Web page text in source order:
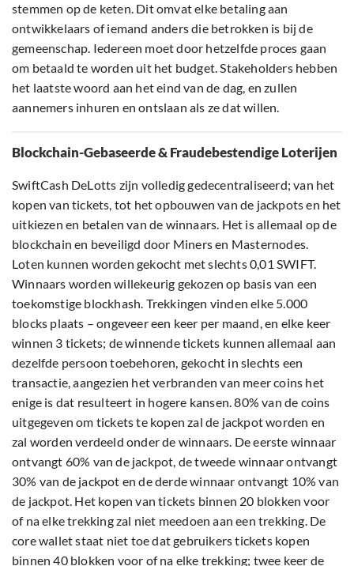
stemmen op de keten. Dit omvat elke betaling aan
ontwikkelaars of iemand anders die betrokken is bij de
gemeenschap. Iedereen moet door hetzelfde proces gaan
om betaald te worden uit het budget. Stakeholders hebben
het laatste woord aan het eind van de dag, en zullen
aannemers inhuren en ontslaan als ze dat willen.
Blockchain-Gebaseerde & Fraudebestendige Loterijen
SwiftCash DeLotts zijn volledig gedecentraliseerd; van het
kopen van tickets, tot het opbouwen van de jackpots en het
uitkiezen en betalen van de winnaars. Het is allemaal op de
blockchain en beveiligd door Miners en Masternodes.
Loten kunnen worden gekocht met slechts 0,01 SWIFT.
Winnaars worden willekeurig gekozen op basis van een
toekomstige blockhash. Trekkingen vinden elke 5.000
blocks plaats – ongeveer een keer per maand, en elke keer
winnen 3 tickets; de winnende tickets kunnen allemaal aan
dezelfde persoon toebehoren, gekocht in slechts een
transactie, aangezien het verbranden van meer coins het
enige is dat resulteert in hogere kansen. 80% van de coins
uitgegeven om tickets te kopen zal de jackpot worden en
zal worden verdeeld onder de winnaars. De eerste winnaar
ontvangt 60% van de jackpot, de tweede winnaar ontvangt
30% van de jackpot en de derde winnaar ontvangt 10% van
de jackpot. Het kopen van tickets binnen 20 blokken voor
of na elke trekking zal niet meedoen aan een trekking. De
core wallet staat niet toe dat gebruikers tickets kopen
binnen 40 blokken voor of na elke trekking; twee keer de